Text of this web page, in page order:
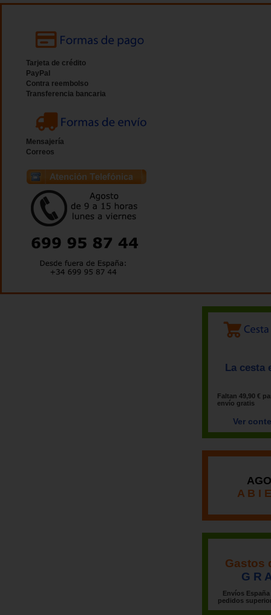
Tarjeta de crédito
PayPal
Contra reembolso
Transferencia bancaria
Mensajería
Correos
La cesta
Faltan 49,90 €
envío gratis
Ver
A B I
Gastos
G R
Envíos
pedidos